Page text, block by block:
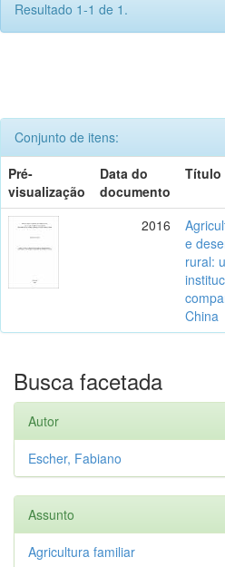
Resultado 1-1 de 1.
Conjunto de itens:
Pré-
visualização
Data do
documento
Título
2016
e
rural:
China
Busca facetada
Autor
Escher, Fabiano
Assunto
Agricultura familiar